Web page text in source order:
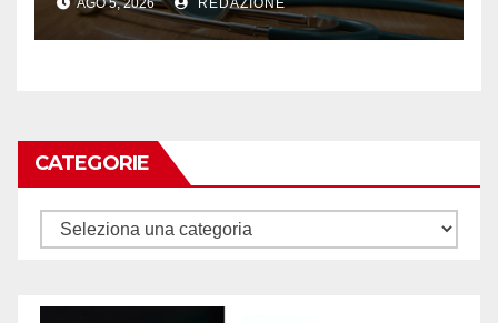
AGO 5, 2026 REDAZIONE
CATEGORIE
Categorie